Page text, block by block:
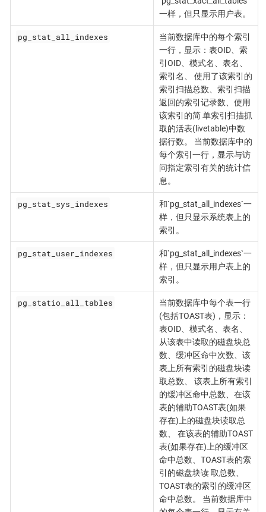
一样，但只显示用户表。
pg_stat_all_indexes
当前数据库中的每个索引
一行，显示：表OID、索
引OID、模式名、表名、
索引名、 使用了该索引的
索引扫描总数、索引扫描
返回的索引记录数、使用
该索引的简 单索引扫描抓
取的活表(livetable)中数
据行数。 当前数据库中的
每个索引一行，显示与访
问指定索引有关的统计信
息。
pg_stat_sys_indexes
和`pg_stat_all_indexes`一
样，但只显示系统表上的
索引。
pg_stat_user_indexes
和`pg_stat_all_indexes`一
样，但只显示用户表上的
索引。
pg_statio_all_tables
当前数据库中每个表一行
(包括TOAST表)，显示：
表OID、模式名、表名、
从该表中读取的磁盘块总
数、缓冲区命中次数、该
表上所有索引的磁盘块读
取总数、 该表上所有索引
的缓冲区命中总数、在该
表的辅助TOAST表(如果
存在)上的磁盘块读取总
数、 在该表的辅助TOAST
表(如果存在)上的缓冲区
命中总数、TOAST表的索
引的磁盘块读 取总数、
TOAST表的索引的缓冲区
命中总数。 当前数据库中